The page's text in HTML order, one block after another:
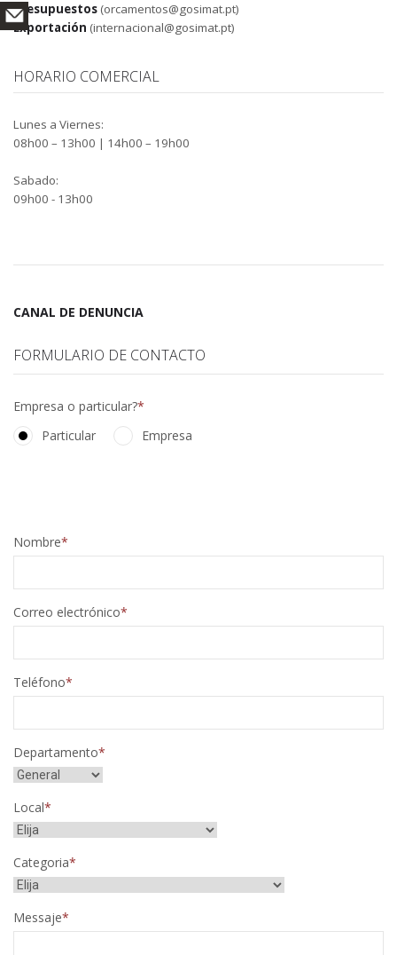
Presupuestos (orcamentos@gosimat.pt)
Exportación (internacional@gosimat.pt)
HORARIO COMERCIAL
Lunes a Viernes:
08h00 – 13h00 | 14h00 – 19h00
Sabado:
09h00 - 13h00
CANAL DE DENUNCIA
FORMULARIO DE CONTACTO
Empresa o particular?
Particular
Empresa
Nombre
Correo electrónico
Teléfono
Departamento
Local
Categoria
Messaje